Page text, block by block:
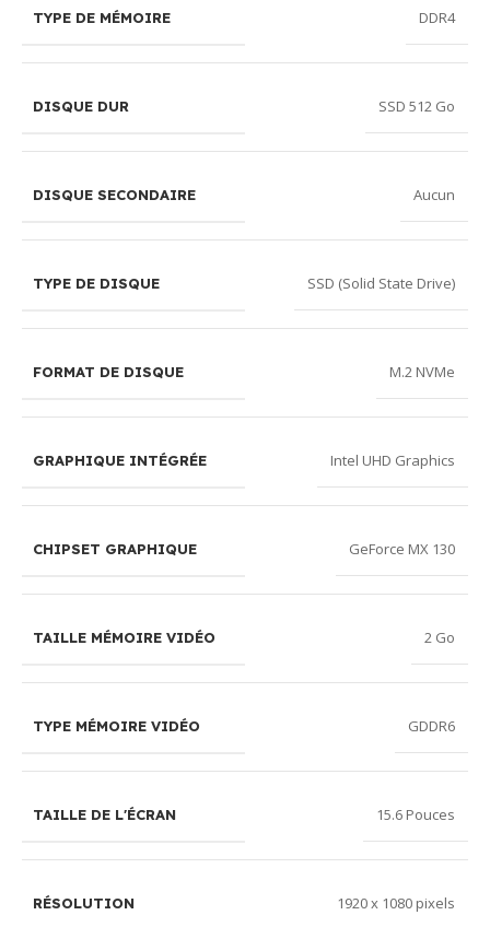
TYPE DE MÉMOIRE DDR4
DISQUE DUR SSD 512 Go
DISQUE SECONDAIRE Aucun
TYPE DE DISQUE SSD (Solid State Drive)
FORMAT DE DISQUE M.2 NVMe
GRAPHIQUE INTÉGRÉE Intel UHD Graphics
CHIPSET GRAPHIQUE GeForce MX 130
TAILLE MÉMOIRE VIDÉO 2 Go
TYPE MÉMOIRE VIDÉO GDDR6
TAILLE DE L'ÉCRAN 15.6 Pouces
RÉSOLUTION 1920 x 1080 pixels